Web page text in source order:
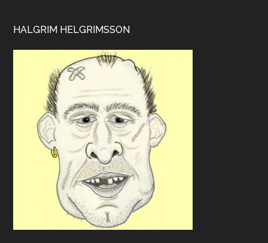
HALGRIM HELGRIMSSON